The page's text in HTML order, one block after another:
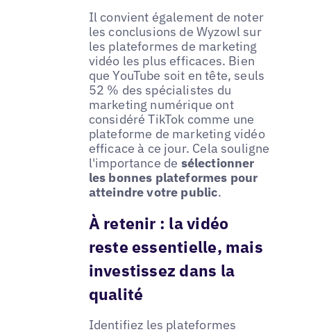
Il convient également de noter
les conclusions de Wyzowl sur
les plateformes de marketing
vidéo les plus efficaces. Bien
que YouTube soit en tête, seuls
52 % des spécialistes du
marketing numérique ont
considéré TikTok comme une
plateforme de marketing vidéo
efficace à ce jour. Cela souligne
l'importance de sélectionner
les bonnes plateformes pour
atteindre votre public.
À retenir : la vidéo
reste essentielle, mais
investissez dans la
qualité
Identifiez les plateformes